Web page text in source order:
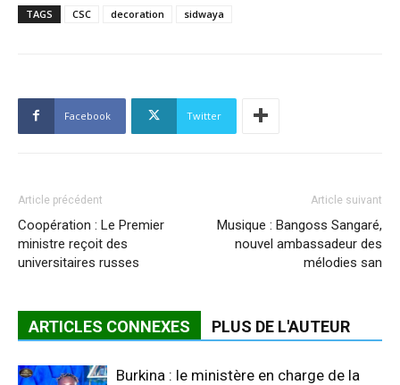
TAGS CSC decoration sidwaya
Facebook Twitter
Article précédent
Coopération : Le Premier
ministre reçoit des
universitaires russes
Article suivant
Musique : Bangoss Sangaré,
nouvel ambassadeur des
mélodies san
ARTICLES CONNEXES PLUS DE L'AUTEUR
Burkina : le ministère en charge de la